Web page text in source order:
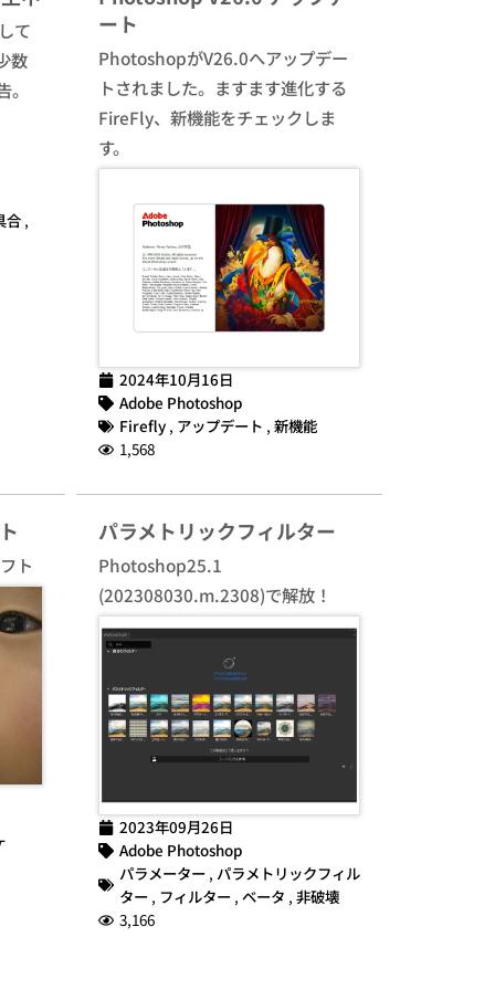
て
数
合 ,
ート
PhotoshopがV26.0へアップデー
トされました。ますます進化する
FireFly、新機能をチェックしま
す。
2024年10月16日
Adobe Photoshop
Firefly, アップデート , 新機能
1,568
ト
パラメトリックフィルター
Photoshop25.1
(202308030.m.2308)で解放！
2023年09月26日
Adobe Photoshop
パラメーター, パラメトリックフィル
ター, フィルター, ベータ , 非破壊
3,166